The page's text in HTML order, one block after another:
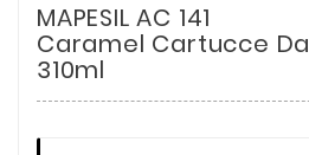
MAPESIL AC 141
Caramel Cartucce Da
310ml